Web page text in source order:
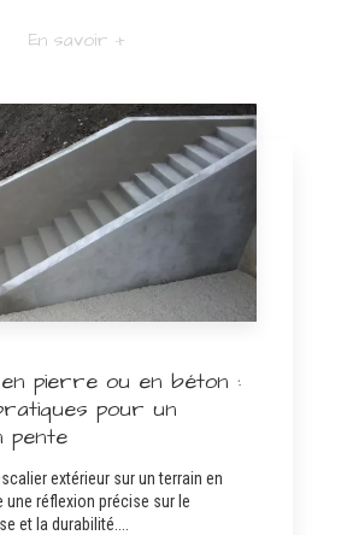
En savoir +
pierre ou en béton :
pour un
pente
extérieur sur un terrain en
une réflexion précise sur le
et la durabilité....